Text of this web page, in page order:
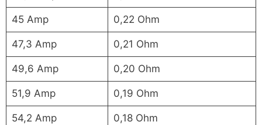
45 Amp 0,22 Ohm
47,3 Amp 0,21 Ohm
49,6 Amp 0,20 Ohm
51,9 Amp 0,19 Ohm
54,2 Amp 0,18 Ohm